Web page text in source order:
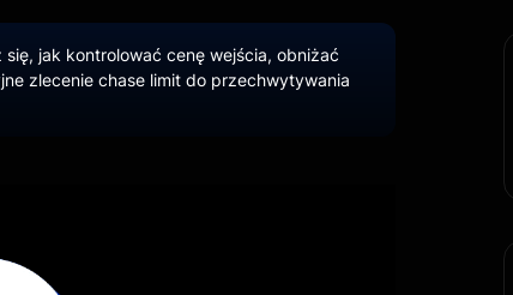
jak kontrolować cenę wejścia, obniżać
zlecenie chase limit do przechwytywania